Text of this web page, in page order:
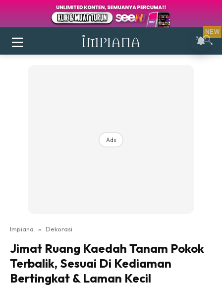
Login|Register
Ruang Makan
Ruang Tamu
Direktori
Ads
Impiana » Dekorasi
Jimat Ruang Kaedah Tanam Pokok
Terbalik, Sesuai Di Kediaman
Bertingkat & Laman Kecil
NEW